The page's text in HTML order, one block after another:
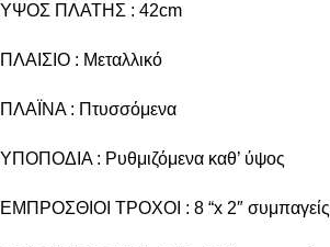
ΥΨΟΣ ΠΛΑΤΗΣ : 42cm
ΠΛΑΙΣΙΟ : Μεταλλικό
ΠΛΑΪΝΑ : Πτυσσόμενα
ΥΠΟΠΟΔΙΑ : Ρυθμιζόμενα καθ’ ύψος
ΕΜΠΡΟΣΘΙΟΙ ΤΡΟΧΟΙ : 8 “x 2″ συμπαγείς